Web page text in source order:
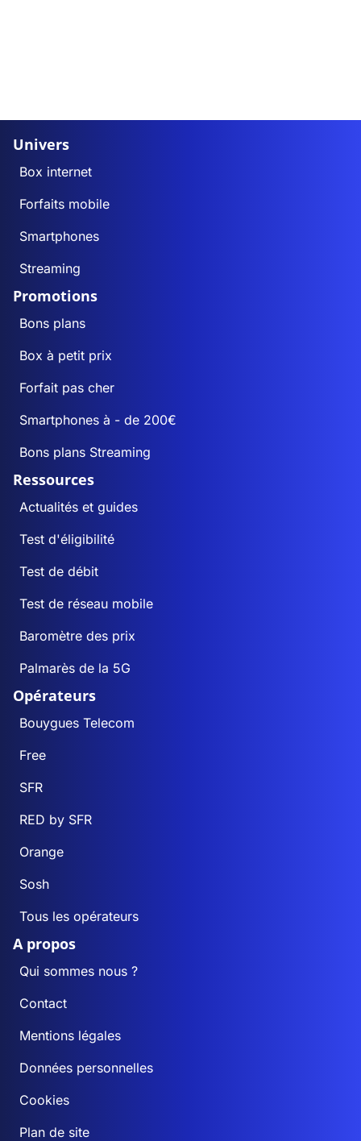
Univers
Box internet
Forfaits mobile
Smartphones
Streaming
Promotions
Bons plans
Box à petit prix
Forfait pas cher
Smartphones à - de 200€
Bons plans Streaming
Ressources
Actualités et guides
Test d'éligibilité
Test de débit
Test de réseau mobile
Baromètre des prix
Palmarès de la 5G
Opérateurs
Bouygues Telecom
Free
SFR
RED by SFR
Orange
Sosh
Tous les opérateurs
A propos
Qui sommes nous ?
Contact
Mentions légales
Données personnelles
Cookies
Plan de site